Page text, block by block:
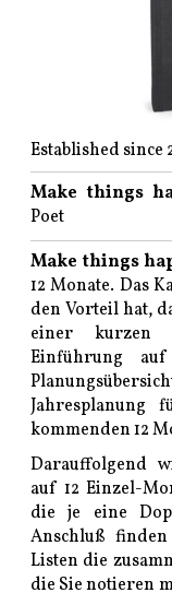
Established since
Make things
Poet
Make things
12 Monate. Das
den Vorteil hat,
einer kurzen
Einführung
Jahresplanung
kommenden 12
Darauffolgend
auf 12 Einzel-
die je eine
Anschluß
Listen die
die Sie notieren